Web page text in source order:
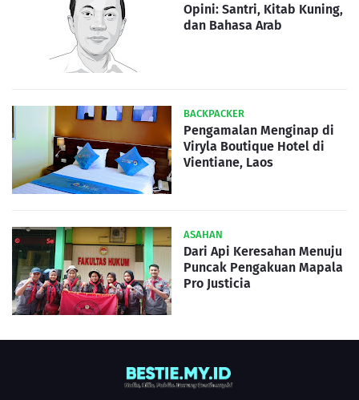
Opini: Santri, Kitab Kuning,
dan Bahasa Arab
BACKPACKER
Pengamalan Menginap di
Viryla Boutique Hotel di
Vientiane, Laos
ASAHAN
Dari Api Keresahan Menuju
Puncak Pengakuan Mapala
Pro Justicia